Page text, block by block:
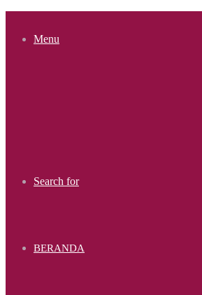
Menu
Search for
BERANDA